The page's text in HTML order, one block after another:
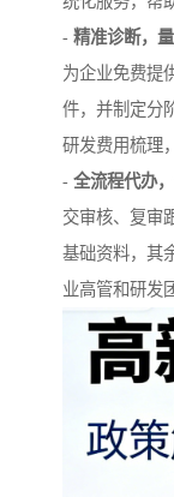
- 精准诊断，
为企业免费提
件，并制定分
研发费用梳理
- 全流程代办
交审核、复审
基础资料，其
业高管和研发